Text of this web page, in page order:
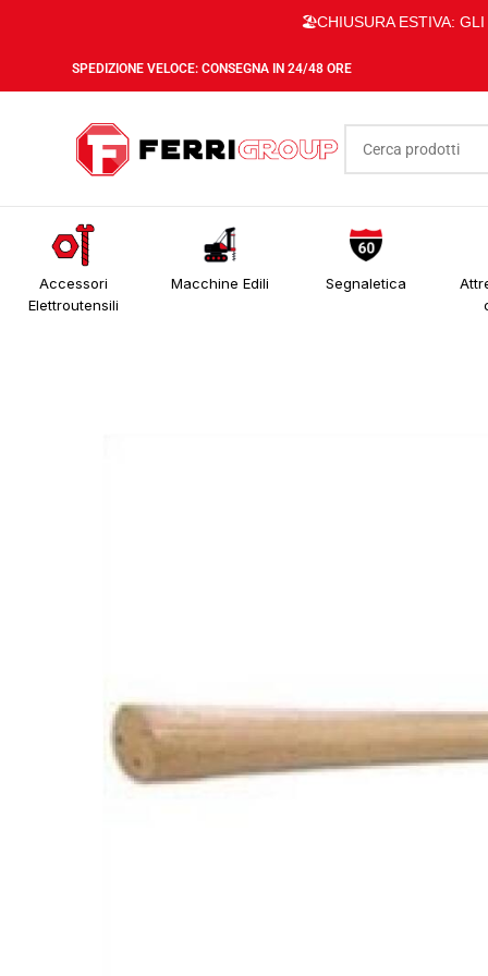
🏖️CHIUSURA ESTIVA: GLI
SPEDIZIONE VELOCE: CONSEGNA IN 24/48 ORE
Accessori
Elettroutensili
Macchine Edili Segnaletica